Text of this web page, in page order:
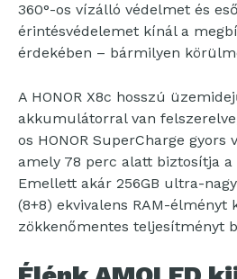
360°-os vízálló védelmet és
érintésvédelemet kínál a
érdekében – bármilyen
A HONOR X8c hosszú
akkumulátorral van
os HONOR SuperCharge gyors
amely 78 perc alatt biztosítja
Emellett akár 256GB ultra-
(8+8) ekvivalens RAM-élményt
zökkenőmentes teljesítményt